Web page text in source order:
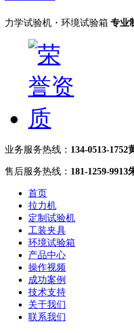
力学试验机・环境试验箱 专业
业务服务热线： 134-0513-1752
售后服务热线： 181-1259-9913
首页
拉力机
定制试验机
工装夹具
环境试验箱
产品中心
操作视频
成功案例
技术支持
关于我们
联系我们